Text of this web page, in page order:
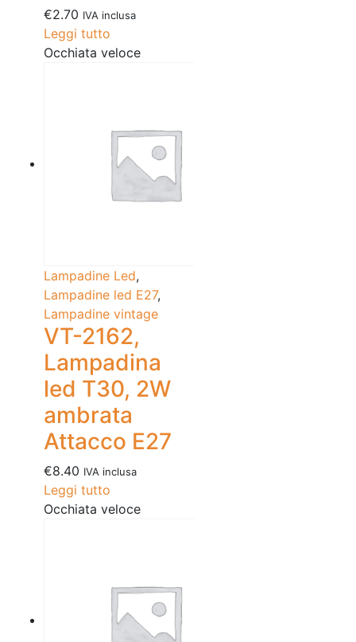
€2.70 IVA inclusa
Leggi tutto
Occhiata veloce
Lampadine Led,
Lampadine led E27,
Lampadine vintage
VT-2162,
Lampadina
led T30, 2W
ambrata
Attacco E27
€8.40 IVA inclusa
Leggi tutto
Occhiata veloce